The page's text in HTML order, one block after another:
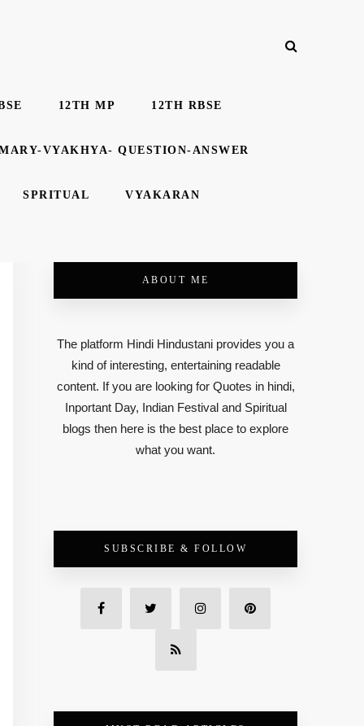
12TH MP 12TH RBSE
VYAKHYA- QUESTION-ANSWER
SPRITUAL VYAKARAN
ABOUT ME
The platform Hindi Hindustani provides you a
kind of interesting, entertaining readable
content. If you are looking for Quotes in hindi,
Inportant Day, Indian Festival and Spiritual
blogs then here is the best place to explore
what you want.
SUBSCRIBE & FOLLOW